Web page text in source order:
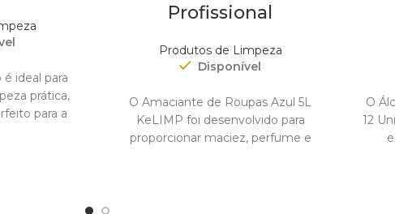
é ideal para
prática,
para a
Profissional
Produtos de Limpeza
Disponível
O Amaciante de Roupas Azul 5L
KeLIMP foi desenvolvido para
proporcionar maciez, perfume e
O
12